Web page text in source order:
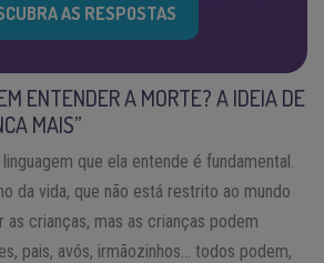
AS RESPOSTAS
ENTENDER A MORTE? A IDEIA DE
MAIS”
que ela entende é fundamental.
da vida, que não está restrito ao mundo
crianças, mas as crianças podem
pais, avós, irmãozinhos… todos podem,